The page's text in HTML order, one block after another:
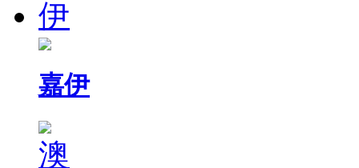
嘉伊